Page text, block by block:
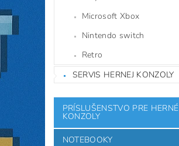
Microsoft Xbox
Nintendo switch
Retro
SERVIS HERNEJ KONZOLY
PRÍSLUŠENSTVO PRE HERNÉ
KONZOLY
NOTEBOOKY